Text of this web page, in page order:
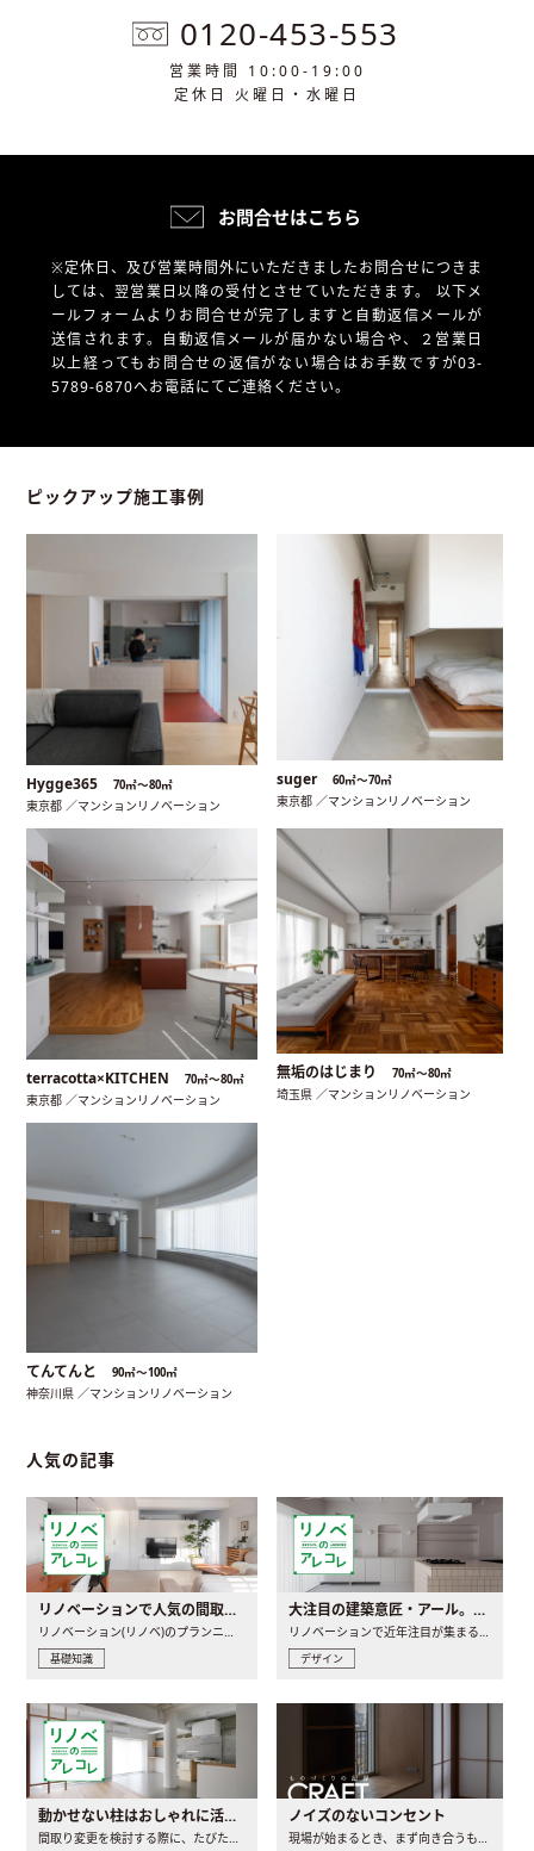
0120-453-553
営業時間 10:00-19:00
定休日 火曜日・水曜日
お問合せはこちら
※定休日、及び営業時間外にいただきましたお問合せにつきま
しては、翌営業日以降の受付とさせていただきます。 以下メ
ールフォームよりお問合せが完了しますと自動返信メールが
送信されます。自動返信メールが届かない場合や、
２営業日
以上経ってもお問合せの返信がない場合はお手数ですが03-
5789-6870へお電話にてご連絡ください。
ピックアップ施工事例
Hygge365 70㎡〜80㎡
東京都 ／マンションリノベーション
suger 60㎡〜70㎡
東京都 ／マンションリノベーション
terracotta×KITCHEN 70㎡〜80㎡
東京都 ／マンションリノベーション
無垢のはじまり 70㎡〜80㎡
埼玉県 ／マンションリノベーション
てんてんと 90㎡〜100㎡
神奈川県 ／マンションリノベーション
人気の記事
リノベーションで人気の間取りとは？トレンドの間取りと実例を徹底解説
リノベーション(リノベ)のプランニングで一番最初に決めるのは..
基礎知識
大注目の建築意匠・アール。人気の理由と空間に取り入れるポイント
リノベーションで近年注目が集まる建築意匠の一つであるアール..
デザイン
動かせない柱はおしゃれに活用！柱を魅せるリノベーション(リノベ)4選
間取り変更を検討する際に、たびたび皆さんの頭を悩ませる動か..
ノイズのないコンセント
現場が始まるとき、まず向き合うものの一つがコンセントです..